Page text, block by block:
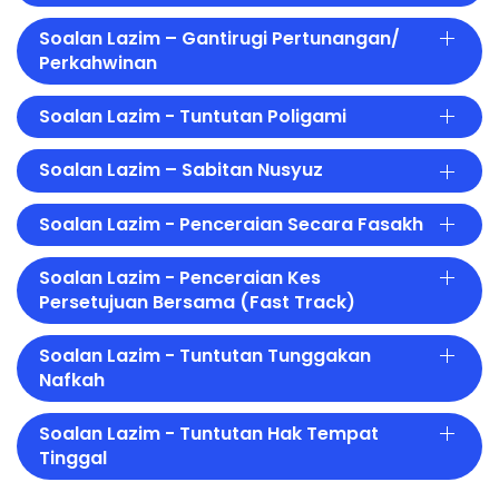
Soalan Lazim – Gantirugi Pertunangan/
Perkahwinan
Soalan Lazim - Tuntutan Poligami
Soalan Lazim – Sabitan Nusyuz
Soalan Lazim - Penceraian Secara Fasakh
Soalan Lazim - Penceraian Kes
Persetujuan Bersama (Fast Track)
Soalan Lazim - Tuntutan Tunggakan
Nafkah
Soalan Lazim - Tuntutan Hak Tempat
Tinggal